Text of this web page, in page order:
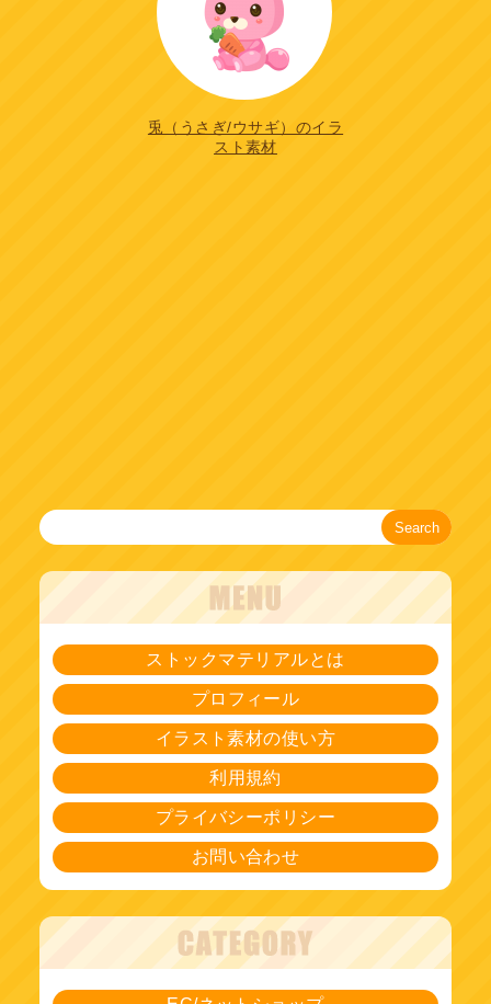
兎（うさぎ/ウサギ）のイラ
スト素材
Search
ストックマテリアルとは
プロフィール
イラスト素材の使い方
利用規約
プライバシーポリシー
お問い合わせ